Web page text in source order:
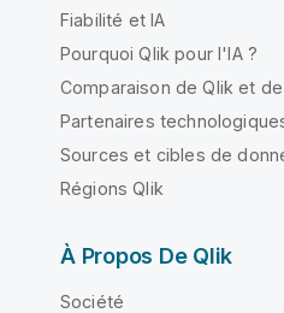
Fiabilité et IA
Pourquoi Qlik pour l'IA ?
Comparaison de Qlik et
Partenaires
Sources et cibles de
Régions Qlik
À Propos De Qlik
Société